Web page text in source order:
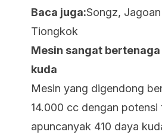
Baca juga:Songz,
Tiongkok
Mesin sangat bertenaga
kuda
Mesin yang digendong
14.000 cc dengan potensi
apuncanyak 410 daya